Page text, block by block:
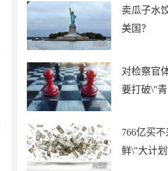
卖瓜子水
美国？
对检察官
要打破\"
766亿买
鲜\"大计